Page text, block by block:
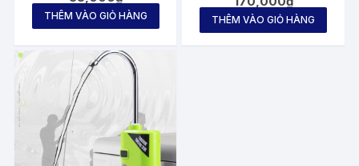
THÊM VÀO GIỎ HÀNG THÊM VÀO GIỎ HÀNG